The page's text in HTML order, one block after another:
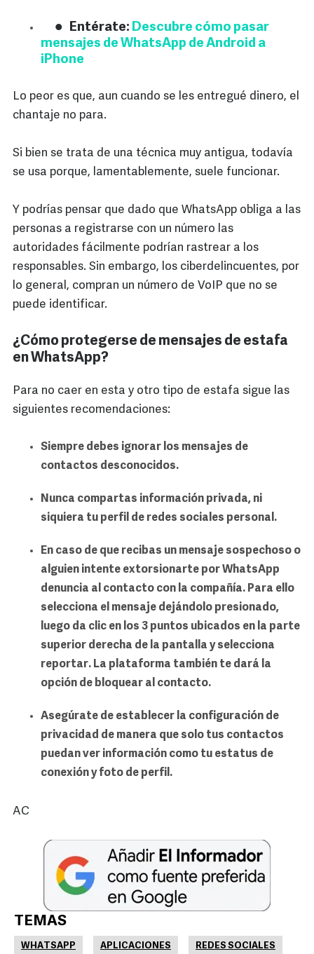
Entérate: Descubre cómo pasar
mensajes de WhatsApp de Android a
iPhone
Lo peor es que, aun cuando se les entregué dinero, el
chantaje no para.
Si bien se trata de una técnica muy antigua, todavía
se usa porque, lamentablemente, suele funcionar.
Y podrías pensar que dado que WhatsApp obliga a las
personas a registrarse con un número las
autoridades fácilmente podrían rastrear a los
responsables. Sin embargo, los ciberdelincuentes, por
lo general, compran un número de VoIP que no se
puede identificar.
¿Cómo protegerse de mensajes de estafa
en WhatsApp?
Para no caer en esta y otro tipo de estafa sigue las
siguientes recomendaciones:
Siempre debes ignorar los mensajes de
contactos desconocidos.
Nunca compartas información privada, ni
siquiera tu perfil de redes sociales personal.
En caso de que recibas un mensaje sospechoso o
alguien intente extorsionarte por WhatsApp
denuncia al contacto con la compañía. Para ello
selecciona el mensaje dejándolo presionado,
luego da clic en los 3 puntos ubicados en la parte
superior derecha de la pantalla y selecciona
reportar. La plataforma también te dará la
opción de bloquear al contacto.
Asegúrate de establecer la configuración de
privacidad de manera que solo tus contactos
puedan ver información como tu estatus de
conexión y foto de perfil.
AC
TEMAS
WHATSAPP APLICACIONES REDES SOCIALES